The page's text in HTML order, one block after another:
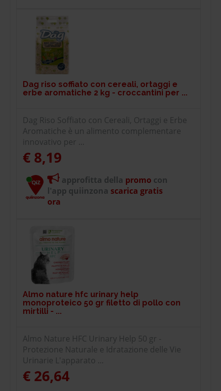
Dag riso soffiato con cereali, ortaggi e
erbe aromatiche 2 kg - croccantini per ...
Dag Riso Soffiato con Cereali, Ortaggi e Erbe
Aromatiche è un alimento complementare
innovativo per ...
€ 8,19
approfitta della promo con
l'app quiinzona scarica gratis
ora
Almo nature hfc urinary help
monoproteico 50 gr filetto di pollo con
mirtilli - ...
Almo Nature HFC Urinary Help 50 gr -
Protezione Naturale e Idratazione delle Vie
Urinarie L'apparato ...
€ 26,64